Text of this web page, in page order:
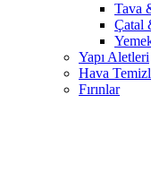
Tava
Çatal
Yapı Aletleri
Hava
Fırınlar